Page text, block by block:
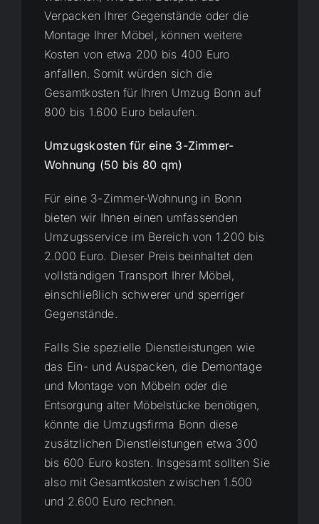
Verpacken Ihrer Gegenstände oder die
Montage Ihrer Möbel, können weitere
Kosten von etwa 200 bis 400 Euro
anfallen. Somit würden sich die
Gesamtkosten für Ihren Umzug Bonn auf
800 bis 1.600 Euro belaufen.
Umzugskosten für eine 3-Zimmer-
Wohnung (50 bis 80 qm)
Für eine 3-Zimmer-Wohnung in Bonn
bieten wir Ihnen einen umfassenden
Umzugsservice im Bereich von 1.200 bis
2.000 Euro. Dieser Preis beinhaltet den
vollständigen Transport Ihrer Möbel,
einschließlich schwerer und sperriger
Gegenstände.
Falls Sie spezielle Dienstleistungen wie
das Ein- und Auspacken, die Demontage
und Montage von Möbeln oder die
Entsorgung alter Möbelstücke benötigen,
könnte die Umzugsfirma Bonn diese
zusätzlichen Dienstleistungen etwa 300
bis 600 Euro kosten. Insgesamt sollten Sie
also mit Gesamtkosten zwischen 1.500
und 2.600 Euro rechnen.